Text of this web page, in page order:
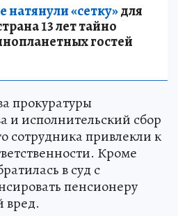
«сетку»для
13 лет тайно
гостей
прокуратуры
и исполнительский сбор
сотрудника привлекли к
Кроме
в суд с
пенсионеру
вред.